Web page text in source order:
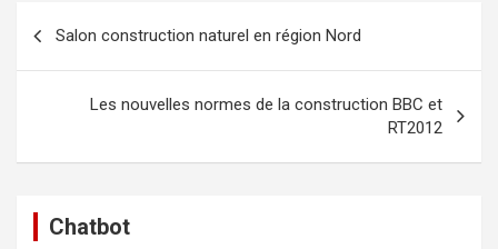
l’article
Salon construction naturel en région Nord
Les nouvelles normes de la construction BBC et
RT2012
Chatbot